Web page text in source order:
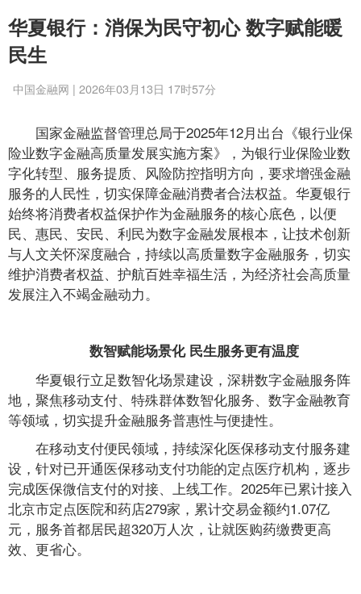
华夏银行：消保为民守初心 数字赋能暖
民生
中国金融网 | 2026年03月13日 17时57分
国家金融监督管理总局于2025年12月出台《银行业保
险业数字金融高质量发展实施方案》，为银行业保险业数
字化转型、服务提质、风险防控指明方向，要求增强金融
服务的人民性，切实保障金融消费者合法权益。华夏银行
始终将消费者权益保护作为金融服务的核心底色，以便
民、惠民、安民、利民为数字金融发展根本，让技术创新
与人文关怀深度融合，持续以高质量数字金融服务，切实
维护消费者权益、护航百姓幸福生活，为经济社会高质量
发展注入不竭金融动力。
数智赋能场景化 民生服务更有温度
华夏银行立足数智化场景建设，深耕数字金融服务阵
地，聚焦移动支付、特殊群体数智化服务、数字金融教育
等领域，切实提升金融服务普惠性与便捷性。
在移动支付便民领域，持续深化医保移动支付服务建
设，针对已开通医保移动支付功能的定点医疗机构，逐步
完成医保微信支付的对接、上线工作。2025年已累计接入
北京市定点医院和药店279家，累计交易金额约1.07亿
元，服务首都居民超320万人次，让就医购药缴费更高
效、更省心。